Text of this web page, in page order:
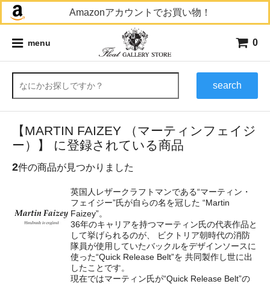
Amazonアカウントでお買い物！
menu 0
search
【MARTIN FAIZEY （マーティンフェイジ
ー）】 に登録されている商品
2件の商品が見つかりました
英国人レザークラフトマンである“マーティン・
フェイジー”氏が自らの名を冠した “Martin
Faizey”。
36年のキャリアを持つマーティン氏の代表作品と
して挙げられるのが、 ビクトリア朝時代の消防
隊員が使用していたバックルをデザインソースに
使った“Quick Release Belt”を 共同製作し世に出
したことです。
現在ではマーティン氏が“Quick Release Belt”の